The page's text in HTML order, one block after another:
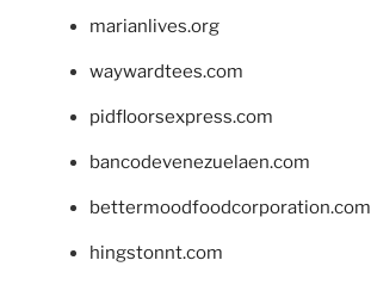
marianlives.org
waywardtees.com
pidfloorsexpress.com
bancodevenezuelaen.com
bettermoodfoodcorporation.com
hingstonnt.com